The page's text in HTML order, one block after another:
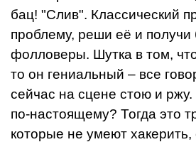
бац! "Слив". Классический
проблему, реши её и получи
фолловеры. Шутка в том,
то он гениальный – все
сейчас на сцене стою и
по-настоящему? Тогда это
которые не умеют хакерить,